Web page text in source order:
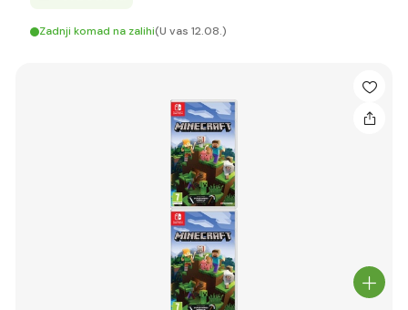
Zadnji komad na zalihi(U vas 12.08.)